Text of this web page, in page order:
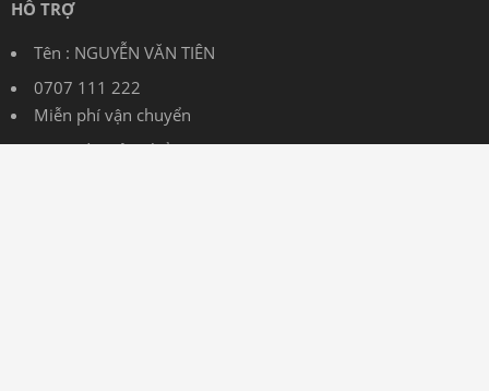
Tên : NGUYỄN VĂN TIÊN
0707 111 222
Tìm Kiếm Sản Phẩm
Tài khoản: NGUYEN VAN TIEN